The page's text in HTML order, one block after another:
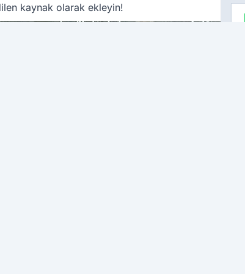
kaynak olarak ekleyin!